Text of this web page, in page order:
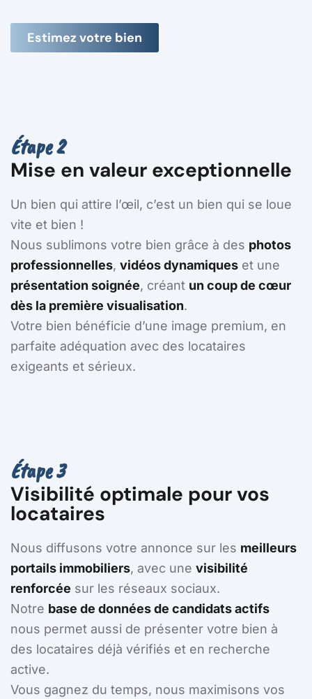
Estimez votre bien
Étape 2
Mise en valeur exceptionnelle
Un bien qui attire l’œil, c’est un bien qui se loue
vite et bien !
Nous sublimons votre bien grâce à des photos
professionnelles, vidéos dynamiques et une
présentation soignée, créant un coup de cœur
dès la première visualisation.
Votre bien bénéficie d’une image premium, en
parfaite adéquation avec des locataires
exigeants et sérieux.
Étape 3
Visibilité optimale pour vos
locataires
Nous diffusons votre annonce sur les meilleurs
portails immobiliers, avec une visibilité
renforcée sur les réseaux sociaux.
Notre base de données de candidats actifs
nous permet aussi de présenter votre bien à
des locataires déjà vérifiés et en recherche
active.
Vous gagnez du temps, nous maximisons vos